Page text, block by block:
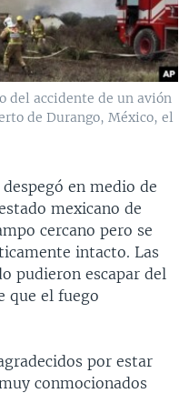
del accidente de un avión
de Durango, México, el
en medio de
mexicano de
cercano pero se
intacto. Las
pudieron escapar del
que el fuego
por estar
conmocionados